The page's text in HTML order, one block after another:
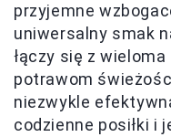
przyjemne
uniwersalny smak
łączy się z
potrawom
niezwykle
codzienne posiłki i